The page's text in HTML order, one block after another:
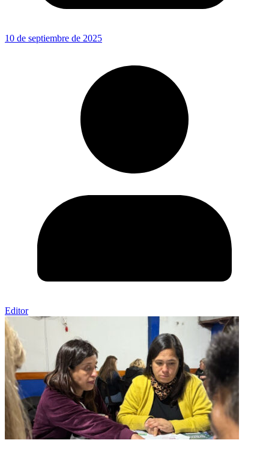
10 de septiembre de 2025
Editor